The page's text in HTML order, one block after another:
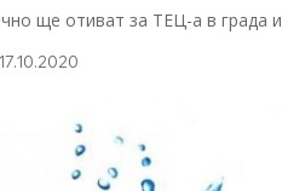
ще отиват за ТЕЦ-а в града и